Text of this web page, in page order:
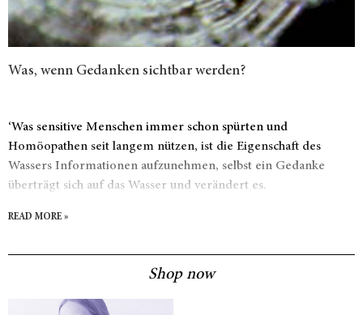
Was, wenn Gedanken sichtbar werden?
‘Was sensitive Menschen immer schon spürten und
Homöopathen seit langem nützen, ist die Eigenschaft des
Wassers Informationen aufzunehmen,­ selbst ein Gedanke
überträgt sich auf das Wasser und verändert es.
READ MORE »
Shop now